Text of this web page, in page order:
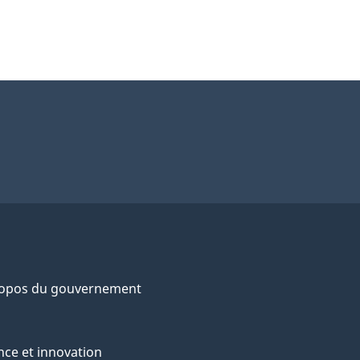
du gouvernement
et innovation